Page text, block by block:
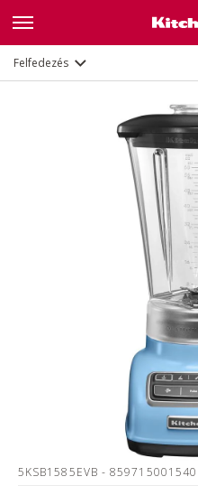
Felfedezés
5KSB1585EVB - 859715001540